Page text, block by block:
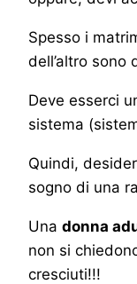
Spesso i
dell’altro sono
Deve esserci
sistema
Quindi,
sogno di una
Una donna
non si
cresciuti!!!